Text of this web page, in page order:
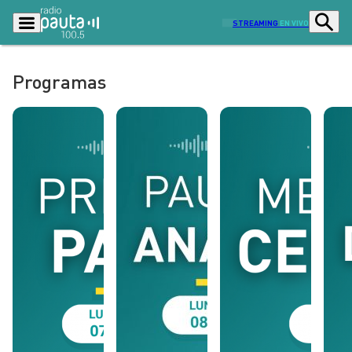
STREAMING EN VIVO
Programas
Lo Último Actualidad
Ciudad Economía
Radio en vivo Sostenibilidad
Tendencias Deportes
Entretención y Cultura Opinión
Dato en Pauta
Contenido Patrocinado
Programas